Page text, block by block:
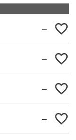
—
—
—
—